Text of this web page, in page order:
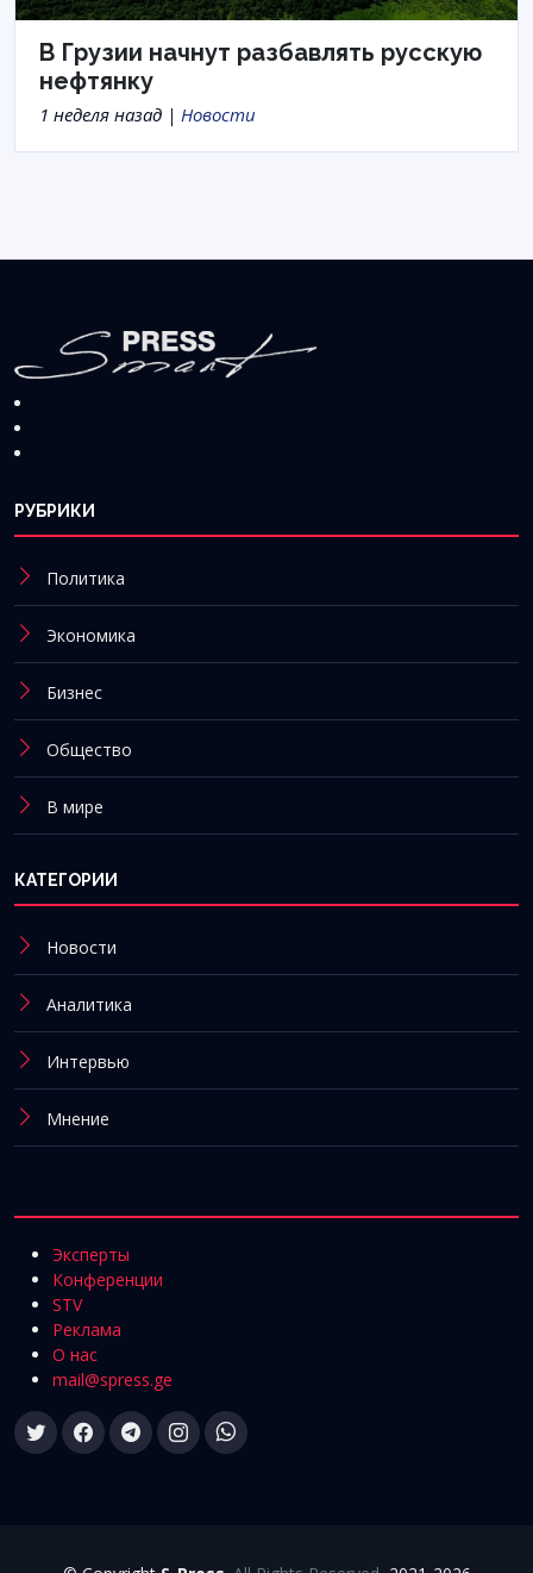
В Грузии начнут разбавлять русскую
нефтянку
1 неделя назад | Новости
РУБРИКИ
Политика
Экономика
Бизнес
Общество
В мире
КАТЕГОРИИ
Новости
Аналитика
Интервью
Мнение
Эксперты
Конференции
STV
Реклама
О нас
mail@spress.ge